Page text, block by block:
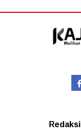
Redaksi